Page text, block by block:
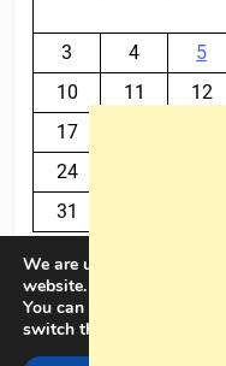
3
4 5
10
11 12
17
24
31
We are using cookies to
website.
You can find out more
switch them off in